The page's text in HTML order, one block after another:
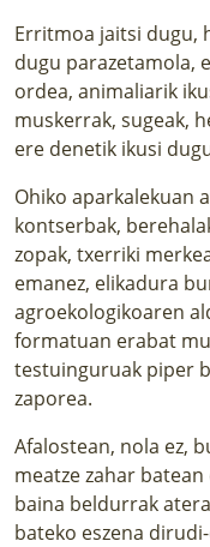
Erritmoa jaitsi dugu,
dugu parazetamola,
ordea, animaliarik
muskerrak, sugeak,
ere denetik ikusi
Ohiko aparkalekuan
kontserbak,
zopak, txerriki
emanez, elikadura
agroekologikoaren
formatuan erabat
testuinguruak piper
zaporea.
Afalostean, nola ez,
meatze zahar
baina beldurrak
bateko eszena